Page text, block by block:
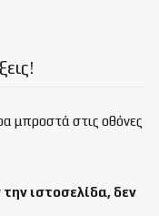
μπροστά στις οθόνες
ιστοσελίδα, δεν